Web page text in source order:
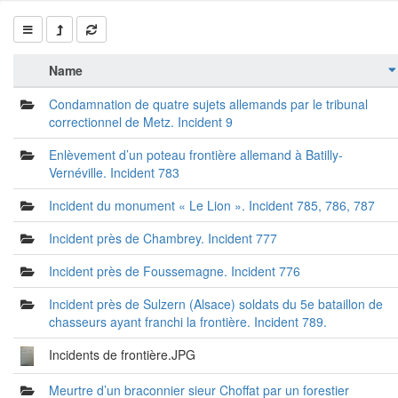
Name
Condamnation de quatre sujets allemands par le tribunal
correctionnel de Metz. Incident 9
Enlèvement d’un poteau frontière allemand à Batilly-
Vernéville. Incident 783
Incident du monument « Le Lion ». Incident 785, 786, 787
Incident près de Chambrey. Incident 777
Incident près de Foussemagne. Incident 776
Incident près de Sulzern (Alsace) soldats du 5e bataillon de
chasseurs ayant franchi la frontière. Incident 789.
Incidents de frontière.JPG
Meurtre d’un braconnier sieur Choffat par un forestier